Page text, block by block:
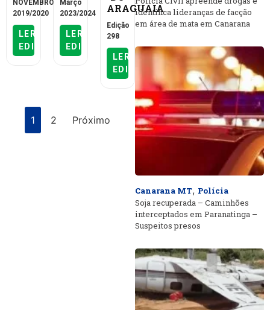
NOVEMBRO
2019/2020
LER
EDIÇÃO
Março
2023/2024
LER
EDIÇÃO
ARAGUAIA
Edição
298
LER
EDIÇÃO
1 2 Próximo
identifica lideranças de facção
em área de mata em Canarana
Canarana MT, Polícia
Soja recuperada – Caminhões
interceptados em Paranatinga –
Suspeitos presos